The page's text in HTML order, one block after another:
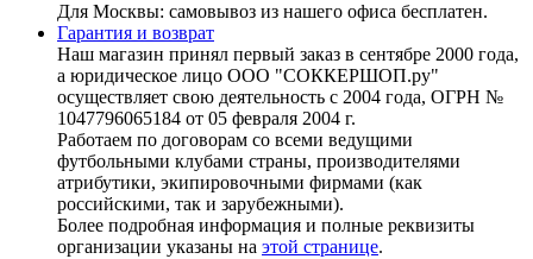
Для Москвы: самовывоз из нашего офиса бесплатен.
Гарантия и возврат
Наш магазин принял первый заказ в сентябре 2000 года,
а юридическое лицо ООО "СОККЕРШОП.ру"
осуществляет свою деятельность с 2004 года, ОГРН №
1047796065184 от 05 февраля 2004 г.
Работаем по договорам со всеми ведущими
футбольными клубами страны, производителями
атрибутики, экипировочными фирмами (как
российскими, так и зарубежными).
Более подробная информация и полные реквизиты
организации указаны на этой странице.